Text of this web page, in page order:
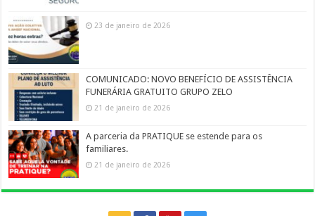
23 de janeiro de 2026
COMUNICADO: NOVO BENEFÍCIO DE ASSISTÊNCIA
FUNERÁRIA GRATUITO GRUPO ZELO
21 de janeiro de 2026
A parceria da PRATIQUE se estende para os
familiares.
21 de janeiro de 2026